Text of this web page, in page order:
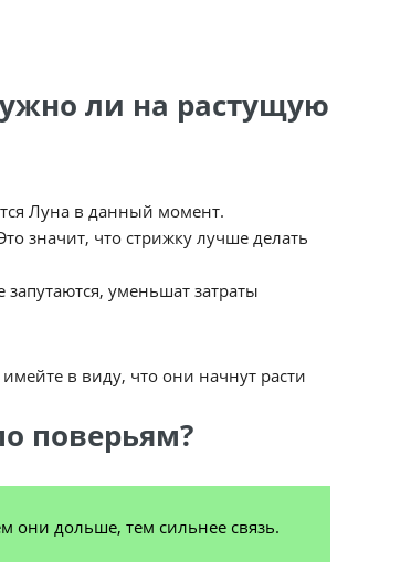
ли на растущую
Луна в данный момент.
значит, что стрижку лучше делать
уменьшат затраты
в виду, что они начнут расти
поверьям?
они дольше, тем сильнее связь.